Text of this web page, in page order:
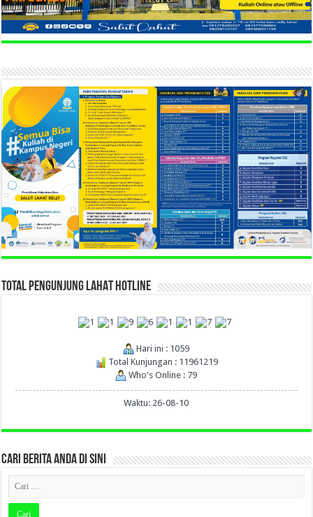
TOTAL PENGUNJUNG LAHAT HOTLINE
Hari ini : 1059
Total Kunjungan : 11961219
Who's Online : 79
Waktu: 26-08-10
CARI BERITA ANDA DI SINI